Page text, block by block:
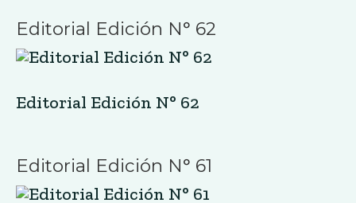
Editorial Edición N° 62
Editorial Edición N° 62
Editorial Edición N° 61